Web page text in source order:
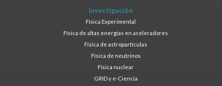
Investigación
Física Experimental
Física de altas energías en aceleradores
Física de astropartículas
Física de neutrinos
Física nuclear
GRID y e-Ciencia